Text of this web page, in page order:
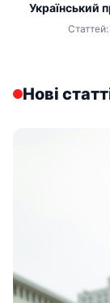
Український
Нові